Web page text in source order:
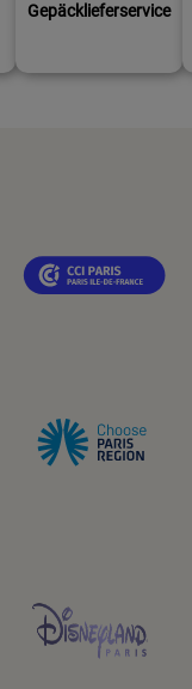
Gepäcklieferservice